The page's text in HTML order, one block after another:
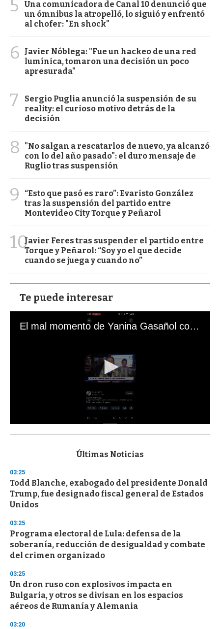
5
Una comunicadora de Canal 10 denunció que
un ómnibus la atropelló, lo siguió y enfrentó
al chofer: "En shock"
6
Javier Nóblega: "Fue un hackeo de una red
lumínica, tomaron una decisión un poco
apresurada"
7
Sergio Puglia anunció la suspensión de su
reality: el curioso motivo detrás de la
decisión
8
"No salgan a rescatarlos de nuevo, ya alcanzó
con lo del año pasado": el duro mensaje de
Ruglio tras suspensión
9
“Esto que pasó es raro”: Evaristo González
tras la suspensión del partido entre
Montevideo City Torque y Peñarol
10Javier Feres tras suspender el partido entre
Torque y Peñarol: “Soy yo el que decide
cuando se juega y cuando no”
Te puede interesar
El mal momento de Yanina Gasañol con un hincha argentino en "Subrayado"
s
d
s
o
f
3
s
e
c
o
n
Últimas Noticias
03:25
Todd Blanche, exabogado del presidente Donald
Trump, fue designado fiscal general de Estados
Unidos
03:25
Programa electoral de Lula: defensa de la
soberanía, reducción de desigualdad y combate
del crimen organizado
03:25
Un dron ruso con explosivos impacta en
Bulgaria, y otros se divisan en los espacios
aéreos de Rumanía y Alemania
03:20